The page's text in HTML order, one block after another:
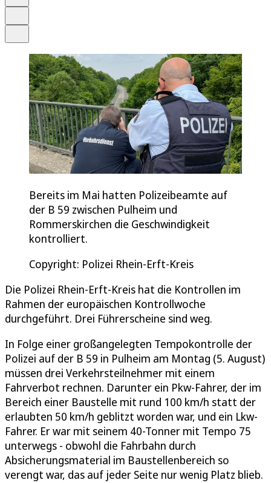
Bereits im Mai hatten Polizeibeamte auf
der B 59 zwischen Pulheim und
Rommerskirchen die Geschwindigkeit
kontrolliert.
Copyright: Polizei Rhein-Erft-Kreis
Die Polizei Rhein-Erft-Kreis hat die Kontrollen im
Rahmen der europäischen Kontrollwoche
durchgeführt. Drei Führerscheine sind weg.
In Folge einer großangelegten Tempokontrolle der
Polizei auf der B 59 in Pulheim am Montag (5. August)
müssen drei Verkehrsteilnehmer mit einem
Fahrverbot rechnen. Darunter ein Pkw-Fahrer, der im
Bereich einer Baustelle mit rund 100 km/h statt der
erlaubten 50 km/h geblitzt worden war, und ein Lkw-
Fahrer. Er war mit seinem 40-Tonner mit Tempo 75
unterwegs - obwohl die Fahrbahn durch
Absicherungsmaterial im Baustellenbereich so
verengt war, das auf jeder Seite nur wenig Platz blieb.